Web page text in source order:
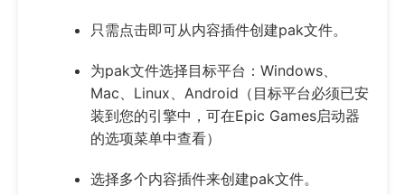
只需点击即可从内容插件创建pak文件。
为pak文件选择目标平台：Windows、
Mac、Linux、Android（目标平台必须已安
装到您的引擎中，可在Epic Games启动器
的选项菜单中查看）
选择多个内容插件来创建pak文件。